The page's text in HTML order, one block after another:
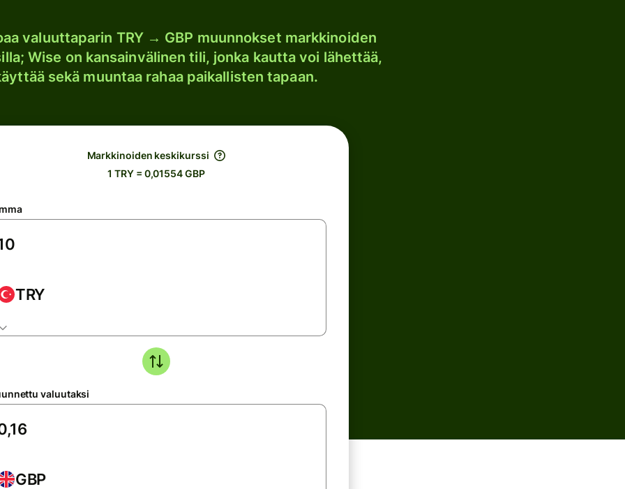
valuuttaparin TRY → GBP muunnokset markkinoiden
Wise on kansainvälinen tili, jonka kautta voi lähettää,
sekä muuntaa rahaa paikallisten tapaan.
Markkinoiden keskikurssi
1 TRY = 0,01554 GBP
TRY
valuutaksi
GBP